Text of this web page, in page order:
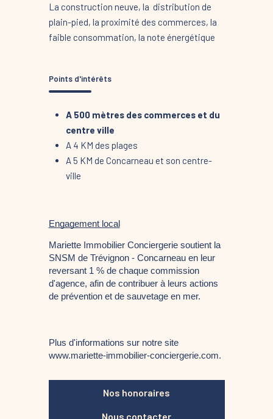
La construction neuve, la distribution de
plain-pied, la proximité des commerces, la
faible consommation, la note énergétique
Points d'intérêts
A 500 mètres des commerces et du
centre ville
A 4 KM des plages
A 5 KM de Concarneau et son centre-
ville
Engagement local
Mariette Immobilier Conciergerie soutient la
SNSM de Trévignon - Concarneau en leur
reversant 1 % de chaque commission
d'agence, afin de contribuer à leurs actions
de prévention et de sauvetage en mer.
Plus d'informations sur notre site
www.mariette-immobilier-conciergerie.com.
Nos honoraires
Nous contacter